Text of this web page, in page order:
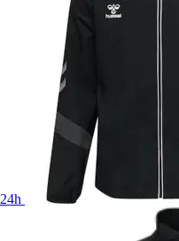
24h